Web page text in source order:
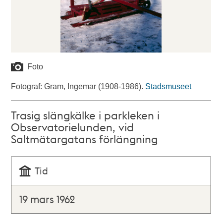
Foto
Fotograf: Gram, Ingemar (1908-1986). Stadsmuseet
Trasig slängkälke i parkleken i
Observatorielunden, vid
Saltmätargatans förlängning
Tid
19 mars 1962